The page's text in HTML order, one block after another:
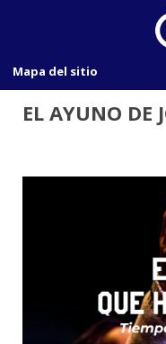
EL AYUNO DE